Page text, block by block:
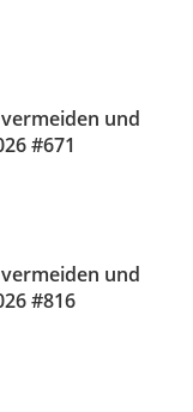
und
#671
und
#816